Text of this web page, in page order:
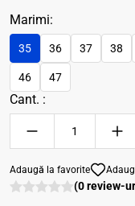
Marimi:
35 36 37 38
46 47
Cant. :
Adaugă la favorite
(0 review-